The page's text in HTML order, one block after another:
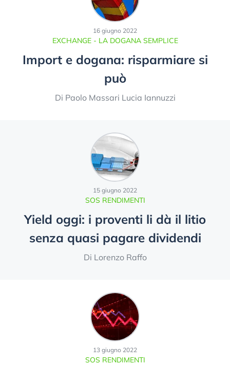
EXCHANGE - LA DOGANA SEMPLICE
16 giugno 2022
Import e dogana: risparmiare si
può
Di Paolo Massari Lucia Iannuzzi
SOS RENDIMENTI
15 giugno 2022
Yield oggi: i proventi li dà il litio
senza quasi pagare dividendi
Di Lorenzo Raffo
SOS RENDIMENTI
13 giugno 2022